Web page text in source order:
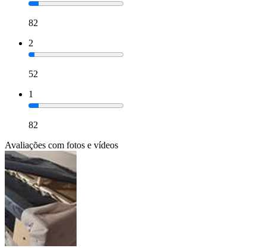
82
2
52
1
82
Avaliações com fotos e vídeos